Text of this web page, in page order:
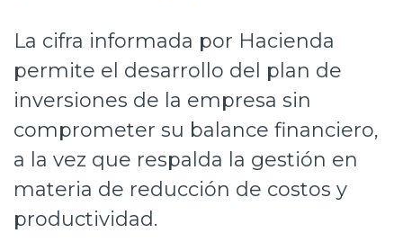
Inversionistas
Prensa
Trabaja en Codelco
Transparencia activa
Canales de denuncia
La cifra informada por Hacienda
permite el desarrollo del plan de
inversiones de la empresa sin
comprometer su balance financiero,
a la vez que respalda la gestión en
materia de reducción de costos y
productividad.